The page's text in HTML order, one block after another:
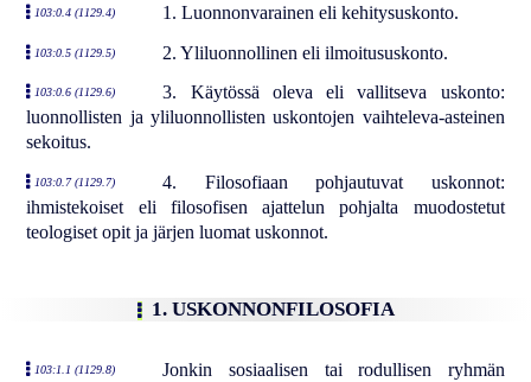
103:0.4 (1129.4) 1. Luonnonvarainen eli kehitysuskonto.
103:0.5 (1129.5) 2. Yliluonnollinen eli ilmoitususkonto.
103:0.6 (1129.6)
3. Käytössä oleva eli vallitseva uskonto:
luonnollisten ja yliluonnollisten uskontojen vaihteleva-asteinen
sekoitus.
103:0.7 (1129.7)
4. Filosofiaan pohjautuvat uskonnot:
ihmistekoiset eli filosofisen ajattelun pohjalta muodostetut
teologiset opit ja järjen luomat uskonnot.
1. USKONNONFILOSOFIA
103:1.1 (1129.8)
Jonkin sosiaalisen tai rodullisen ryhmän